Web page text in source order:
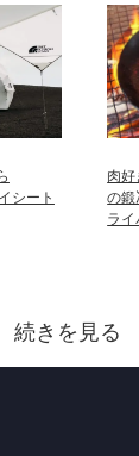
シート
肉
の
ラ
続きを見る